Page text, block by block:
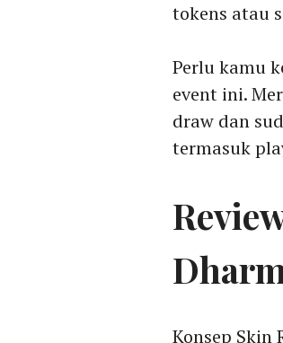
tokens atau
Perlu kamu
event ini.
draw dan
termasuk
Konsep Skin